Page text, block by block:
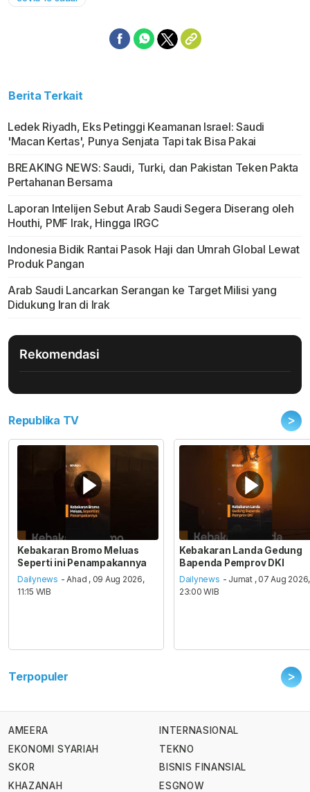
Berita Terkait
Ledek Riyadh, Eks Petinggi Keamanan Israel: Saudi
'Macan Kertas', Punya Senjata Tapi tak Bisa Pakai
BREAKING NEWS: Saudi, Turki, dan Pakistan Teken Pakta
Pertahanan Bersama
Laporan Intelijen Sebut Arab Saudi Segera Diserang oleh
Houthi, PMF Irak, Hingga IRGC
Indonesia Bidik Rantai Pasok Haji dan Umrah Global Lewat
Produk Pangan
Arab Saudi Lancarkan Serangan ke Target Milisi yang
Didukung Iran di Irak
Rekomendasi
Republika TV >
Kebakaran Bromo Meluas
Seperti ini Penampakannya
Dailynews - Ahad , 09 Aug 2026,
11:15 WIB
Kebakaran Landa Gedung
Bapenda Pemprov DKI
Dailynews - Jumat , 07 Aug 2026,
23:00 WIB
Terpopuler >
AMEERA
EKONOMI SYARIAH
SKOR
KHAZANAH
INTERNASIONAL
TEKNO
BISNIS FINANSIAL
ESGNOW